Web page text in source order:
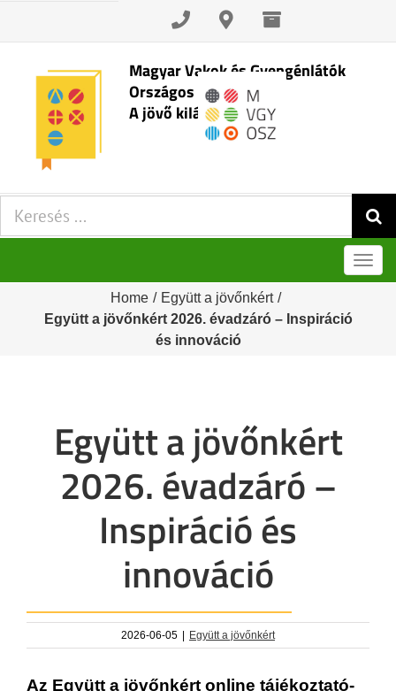
Skip
content
Magyar Vakok és Gyengénlátók
Országos Szövetsége
A jövő kilátásai
Keresés:
Home / Együtt a jövőnkért /
Együtt a jövőnkért 2026. évadzáró – Inspiráció
és innováció
Együtt a jövőnkért
2026. évadzáró –
Inspiráció és
innováció
2026-06-05 | Együtt a jövőnkért
Az Együtt a jövőnkért online tájékoztató-